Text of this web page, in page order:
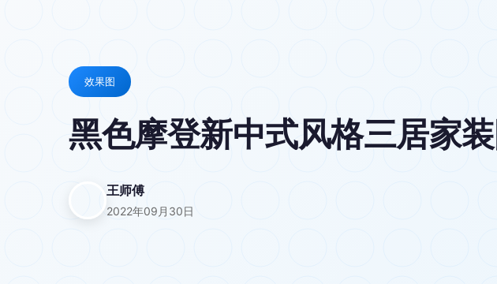
效果图
黑色摩登新中式风格三居家
王师傅
2022年09月30日